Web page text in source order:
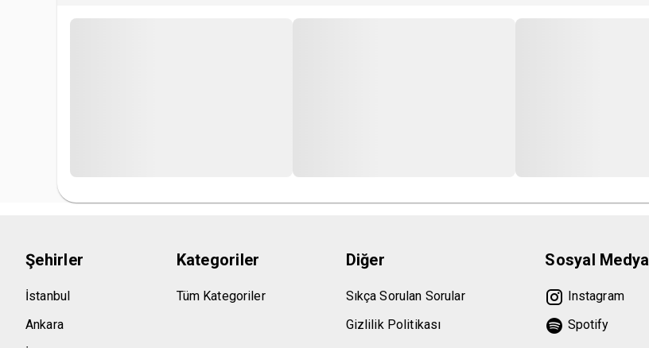
Şehirler
İstanbul
Ankara
Kategoriler
Tüm Kategoriler
Diğer
Sıkça Sorulan Sorular
Gizlilik Politikası
Sosyal Medya
Instagram
Spotify